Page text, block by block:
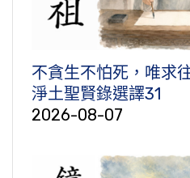
不貪生不怕死，唯求
淨土聖賢錄選譯31
2026-08-07